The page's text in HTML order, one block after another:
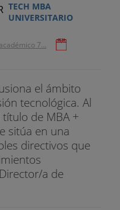
TECH MBA
UNIVERSITARIO
7...
el ámbito
tecnológica. Al
de MBA +
sitúa en una
directivos que
a de